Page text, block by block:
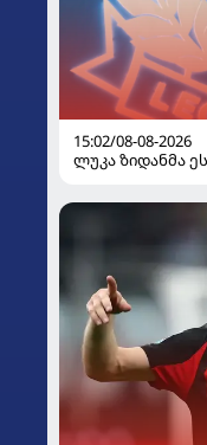
15:02/08-08-2026
ლუკა ზიდანმა